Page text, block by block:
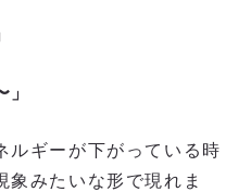
」
ルギーが下がっている時
象みたいな形で現れま